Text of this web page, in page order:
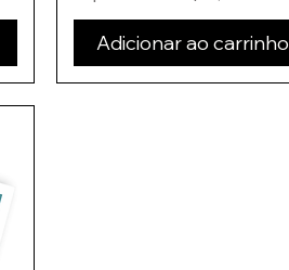
Adicionar ao carrinho